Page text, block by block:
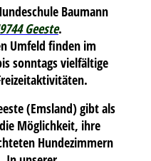
Baumann
Geeste.
Umfeld finden im
sonntags vielfältige
(Emsland) gibt als
Möglichkeit, ihre
Hundezimmern